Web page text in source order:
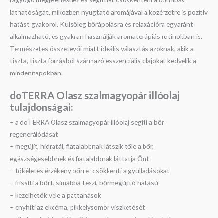
láthatóságát, miközben nyugtató aromájával a közérzetre is pozitív
hatást gyakorol. Külsőleg bőrápolásra és relaxációra egyaránt
alkalmazható, és gyakran használják aromaterápiás rutinokban is.
Természetes összetevői miatt ideális választás azoknak, akik a
tiszta, tiszta forrásból származó esszenciális olajokat kedvelik a
mindennapokban.
doTERRA Olasz szalmagyopár illóolaj
tulajdonságai:
– a doTERRA Olasz szalmagyopár illóolaj segíti a bőr
regenerálódását
– megújít, hidratál, fiatalabbnak látszik tőle a bőr,
egészségesebbnek és fiatalabbnak láttatja Önt
– tökéletes érzékeny bőrre- csökkenti a gyulladásokat
– frissíti a bőrt, simábbá teszi, bőrmegújító hatású
– kezelhetők vele a pattanások
– enyhíti az ekcéma, pikkelysömör viszketését